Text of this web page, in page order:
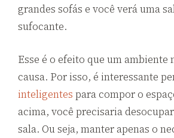
grandes sofás e você verá uma
sufocante.
Esse é o efeito que um ambiente
causa. Por isso, é interessante
inteligentes para compor o
acima, você precisaria
sala. Ou seja, manter apenas o